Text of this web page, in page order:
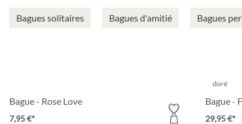
Bagues solitaires Bagues d'amitié Bagues
Bague - Rose Love
7,95 €*
doré
Bague -
29,95 €*